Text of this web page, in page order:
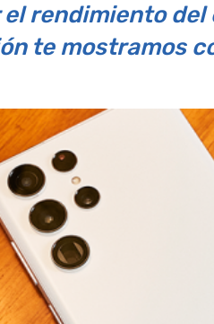
rendimiento
te mostramos